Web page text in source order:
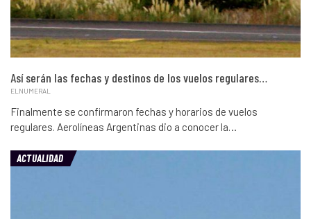
Así serán las fechas y destinos de los vuelos regulares…
ELNUMERAL
Finalmente se confirmaron fechas y horarios de vuelos
regulares. Aerolíneas Argentinas dio a conocer la…
ACTUALIDAD